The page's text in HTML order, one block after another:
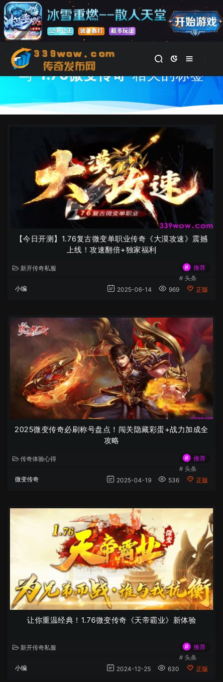
首页
与"1.76微变传奇"相关的标签
【今日开测】1.76复古微变单职业传奇《大漠攻速》震撼
上线！攻速翻倍+独家福利
新开传奇私服 #
推荐
# 头条
小编
2025-06-14 969 正版
2025微变传奇必刷称号盘点！闯关隐藏彩蛋+战力加成全
攻略
传奇体验心得 #
推荐
# 头条
微变传奇
2025-04-19 536 正版
让你重温经典！1.76微变传奇《天帝霸业》新体验
新开传奇私服 #
推荐
# 头条
小编
2024-12-25 630 正版